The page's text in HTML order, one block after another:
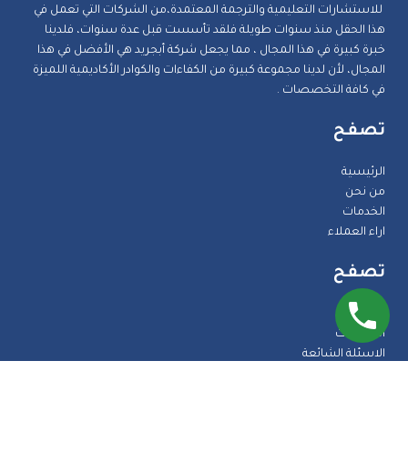
للاستشارات التعليمية والترجمة المعتمدة،من الشركات التي تعمل في
هذا الحقل منذ سنوات طويلة فلقد تأسست قبل عدة سنوات، فلدينا
خبرة كبيرة في هذا المجال ، مما يجعل شركة أبجريد هي الأفضل في هذا
المجال، لأن لدينا مجموعة كبيرة من الكفاءات والكوادر الأكاديمية اللميزة
في كافة التخصصات .
تصفح
الرئيسية
من نحن
الخدمات
اراء العملاء
تصفح
المدونة
الضمانات
الاسئلة الشائعة